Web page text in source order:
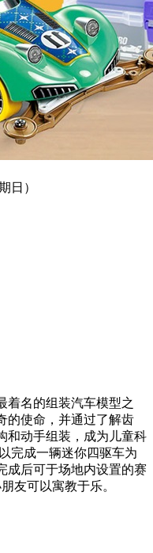
日）
着名的组装汽车模型之
的使命，并通过了解齿
和动手组装，成为儿童科
完成一辆迷你四驱车为
成后可于场地内设置的赛
友可以寓教于乐。